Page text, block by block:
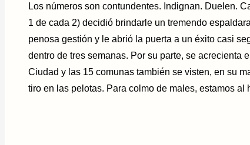
Los números son contundentes. Indignan. Duelen.
1 de cada 2) decidió brindarle un tremendo
penosa gestión y le abrió la puerta a un éxito casi
dentro de tres semanas. Por su parte, se acrecienta
Ciudad y las 15 comunas también se visten, en su
tiro en las pelotas. Para colmo de males, estamos al